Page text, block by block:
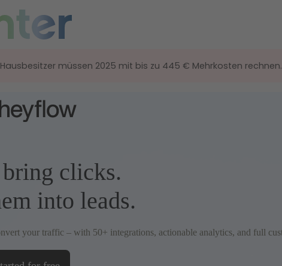
Hausbesitzer müssen 2025 mit bis zu 445 € Mehrkosten rechnen.